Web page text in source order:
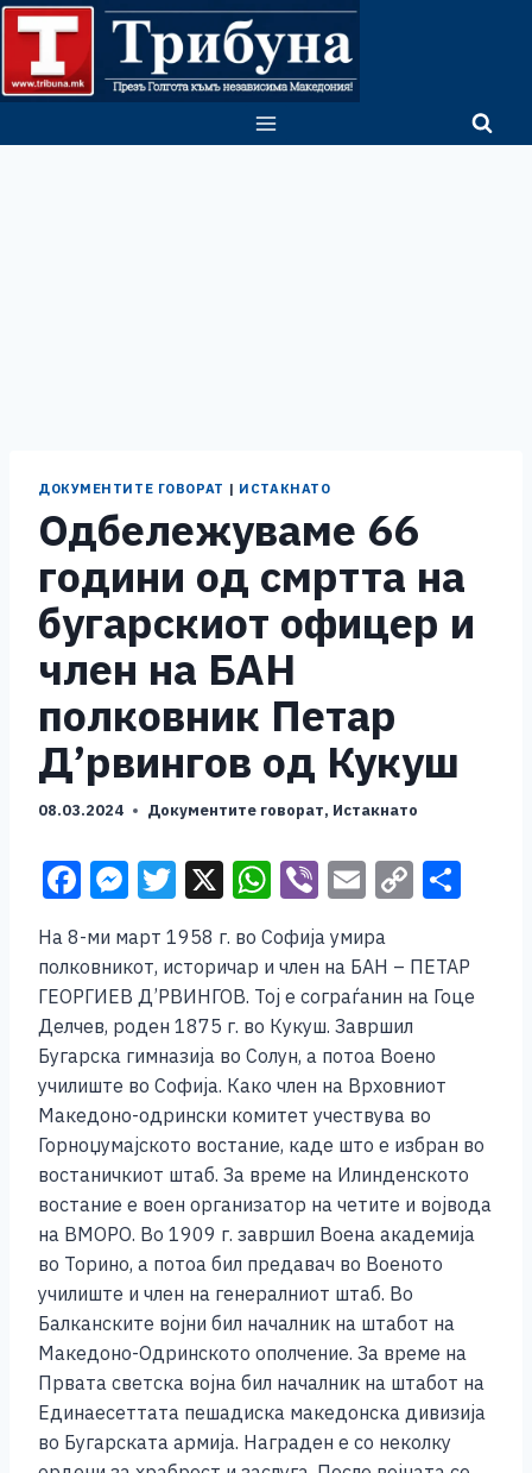
Skip
content
ДОКУМЕНТИТЕ ГОВОРАТ | ИСТАКНАТО
Одбележуваме 66
години од смртта на
бугарскиот офицер и
член на БАН
полковник Петар
Д’рвингов од Кукуш
08.03.2024 Документите говорат, Истакнато
F
c
e
b
o
o
k
M
ss
e
n
g
er
T
wi
tt
er
X W
h
at
s
A
p
p
Vi
er
E
ai
l
C
p
y
n
k
ar
e
На 8-ми март 1958 г. во Софија умира
полковникот, историчар и член на БАН – ПЕТАР
ГЕОРГИЕВ Д’РВИНГОВ. Тој е сограѓанин на Гоце
Делчев, роден 1875 г. во Кукуш. Завршил
Бугарска гимназија во Солун, а потоа Воено
училиште во Софија. Како член на Врховниот
Македоно-одрински комитет учествува во
Горноџумајското востание, каде што е избран во
востаничкиот штаб. За време на Илинденското
востание е воен организатор на четите и војвода
на ВМОРО. Во 1909 г. завршил Воена академија
во Торино, а потоа бил предавач во Военото
училиште и член на генералниот штаб. Во
Балканските војни бил началник на штабот на
Македоно-Одринското ополчение. За време на
Првата светска војна бил началник на штабот на
Единаесеттата пешадиска македонска дивизија
во Бугарската армија. Награден е со неколку